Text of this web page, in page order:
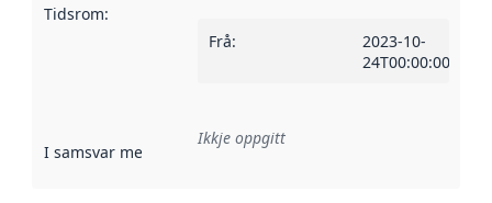
Tidsrom:
Frå:
2023-10-
24T00:00:00Z
I samsvar med Referanse til ei implementeringsregel eller
Ikkje oppgitt